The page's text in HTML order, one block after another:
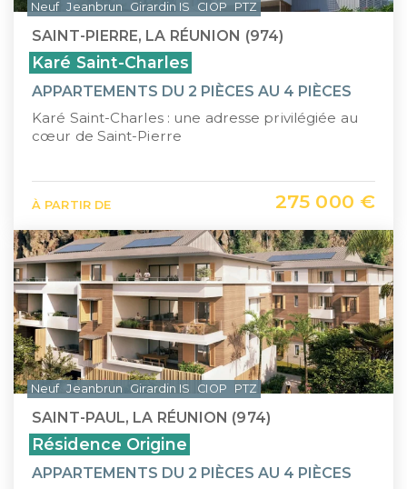
SAINT-PIERRE, LA RÉUNION (974)
Karé Saint-Charles
APPARTEMENTS DU 2 PIÈCES AU 4 PIÈCES
Karé Saint-Charles : une adresse privilégiée au
cœur de Saint-Pierre
À PARTIR DE 275 000 €
Neuf Jeanbrun Girardin IS CIOP PTZ
SAINT-PAUL, LA RÉUNION (974)
Résidence Origine
APPARTEMENTS DU 2 PIÈCES AU 4 PIÈCES
Neuf Jeanbrun Girardin IS CIOP PTZ